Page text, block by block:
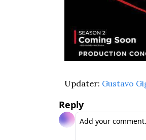
Updater: Gustavo
Reply